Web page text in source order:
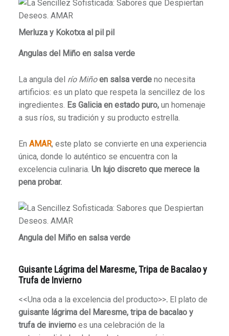
Merluza y Kokotxa al pil pil
Angulas del Miño en salsa verde
La angula del río Miño en salsa verdeno necesita
artificios: es un plato que respeta la sencillez de los
ingredientes. Es Galicia en estado puro,un homenaje
a sus ríos, su tradición y su producto estrella.
En AMAR, este plato se convierte en una experiencia
única, donde lo auténtico se encuentra con la
excelencia culinaria. Un lujo discreto que merece la
pena probar.
Angula del Miño en salsa verde
Guisante Lágrima del Maresme, Tripa de Bacalao y
Trufa de Invierno
<<Una oda a la excelencia del producto>>. El plato de
guisante lágrima del Maresme, tripa de bacalao y
trufa de inviernoes una celebración de la